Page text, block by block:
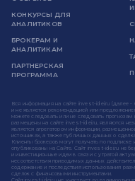
КОНКУРСЫ ДЛЯ
АНАЛИТИКОВ
БРОКЕРАМ И
АНАЛИТИКАМ
ПАРТНЕРСКАЯ
ПРОГРАММА
Вся информация на сайте invest-idei.ru (далее -
и не является рекомендацией или
можете следовать или не следовать
размещены на сайте invest-idei.ru, являются
является агрегатором информации,
источниках, а также публичных данных о
Клиенты брокеров могут получать по
опубликованы на Сайте. Сайт invest-idei.ru не
и инвестиционные идеи в связи с утратой
несоответствия приводимых данных
содержание и последствия использования
сделок с финансовыми инструментами.